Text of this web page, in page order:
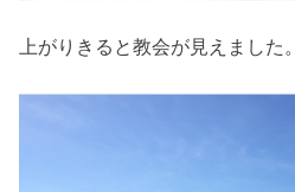
上がりきると教会が見えました。